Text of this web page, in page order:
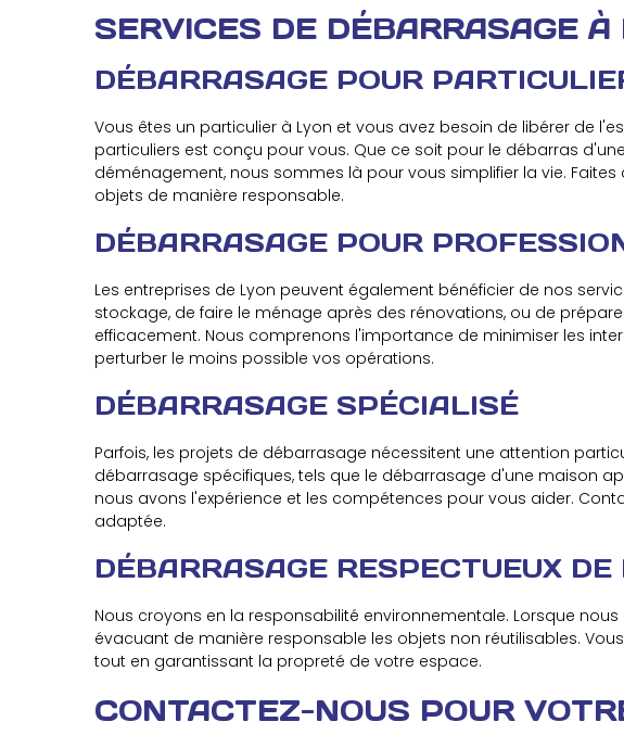
SERVICES DE DÉBARRASAGE À
DÉBARRASAGE POUR
Vous êtes un particulier à Lyon et vous avez besoin de libérer de
particuliers est conçu pour vous. Que ce soit pour le débarras
déménagement, nous sommes là pour vous simplifier la vie.
objets de manière responsable.
DÉBARRASAGE POUR
Les entreprises de Lyon peuvent également bénéficier de nos
stockage, de faire le ménage après des rénovations, ou de
efficacement. Nous comprenons l'importance de minimiser les
perturber le moins possible vos opérations.
DÉBARRASAGE SPÉCIALISÉ
Parfois, les projets de débarrasage nécessitent une attention
débarrasage spécifiques, tels que le débarrasage d'une maison
nous avons l'expérience et les compétences pour vous aider.
adaptée.
DÉBARRASAGE RESPECTUEUX
Nous croyons en la responsabilité environnementale. Lorsque
évacuant de manière responsable les objets non réutilisables.
tout en garantissant la propreté de votre espace.
CONTACTEZ-NOUS POUR